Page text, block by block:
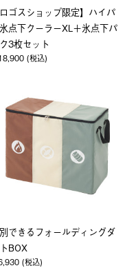
ロゴスショップ限定】ハイパ
点下クーラーXL＋氷点下パ
3枚セット
(税込)
できるフォールディングダ
BOX
(税込)